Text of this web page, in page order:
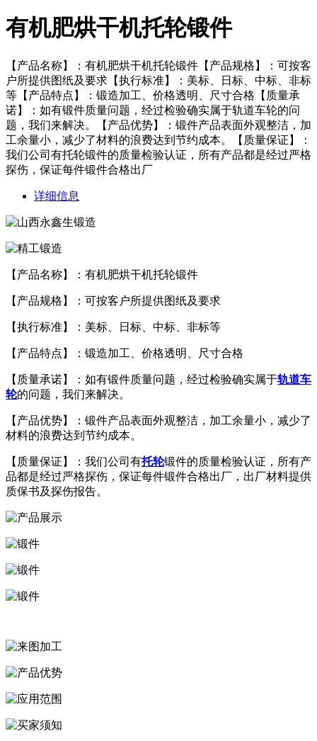
有机肥烘干机托轮锻件
【产品名称】：有机肥烘干机托轮锻件【产品规格】：可按客
户所提供图纸及要求【执行标准】：美标、日标、中标、非标
等【产品特点】：锻造加工、价格透明、尺寸合格【质量承
诺】：如有锻件质量问题，经过检验确实属于轨道车轮的问
题，我们来解决。【产品优势】：锻件产品表面外观整洁，加
工余量小，减少了材料的浪费达到节约成本。【质量保证】：
我们公司有托轮锻件的质量检验认证，所有产品都是经过严格
探伤，保证每件锻件合格出厂
详细信息
【产品名称】：有机肥烘干机托轮锻件
【产品规格】：可按客户所提供图纸及要求
【执行标准】：美标、日标、中标、非标等
【产品特点】：锻造加工、价格透明、尺寸合格
【质量承诺】：如有锻件质量问题，经过检验确实属于轨道车
轮的问题，我们来解决。
【产品优势】：锻件产品表面外观整洁，加工余量小，减少了
材料的浪费达到节约成本。
【质量保证】：我们公司有托轮锻件的质量检验认证，所有产
品都是经过严格探伤，保证每件锻件合格出厂，出厂材料提供
质保书及探伤报告。